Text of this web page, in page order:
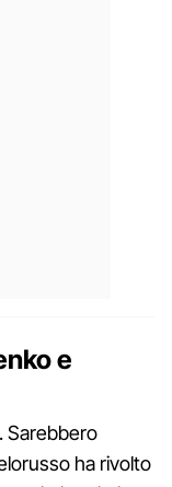
e
Sarebbero
ha rivolto